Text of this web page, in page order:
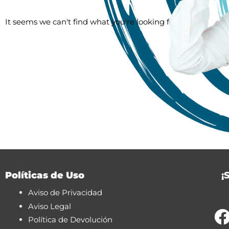
It seems we can't find what you're looking for.
Políticas de Uso
Aviso de Privacidad
Aviso Legal
Política de Devolución